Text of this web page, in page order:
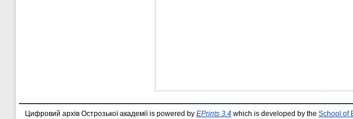
Цифровий архів Острозької академії is powered by EPrints 3.4 which is developed by the School of